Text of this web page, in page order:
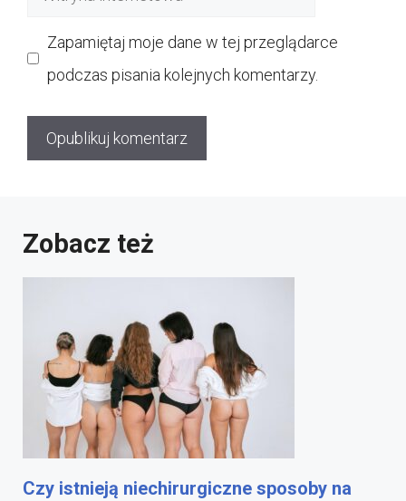
Zapamiętaj moje dane w tej przeglądarce
podczas pisania kolejnych komentarzy.
Zobacz też
Czy istnieją niechirurgiczne sposoby na